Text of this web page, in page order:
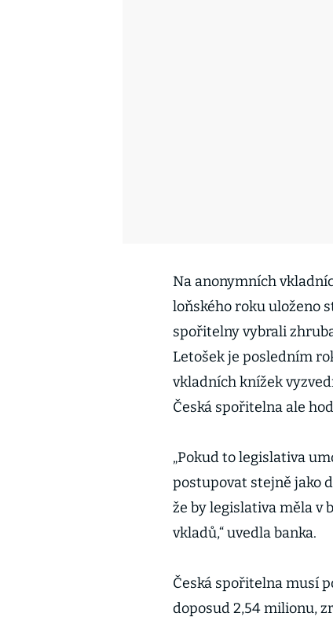
Na anonymních
loňského roku uloženo
spořitelny vybrali
Letošek je posledním
vkladních knížek
Česká spořitelna ale
„Pokud to legislativa
postupovat stejně jako
že by legislativa měla v
vkladů,“ uvedla banka.
Česká spořitelna musí
doposud 2,54 milionu,